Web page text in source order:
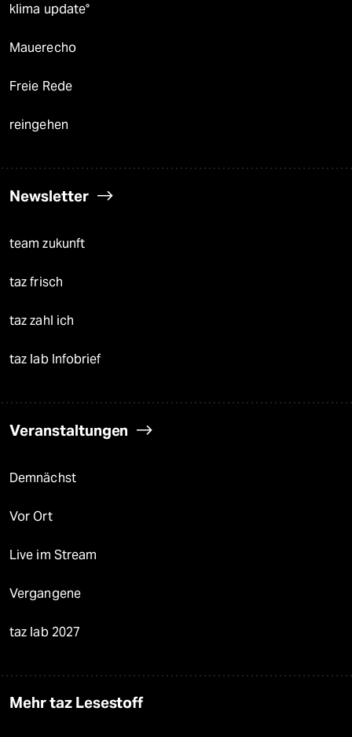
klima update°
Mauerecho
Freie Rede
reingehen
Newsletter
team zukunft
taz frisch
taz zahl ich
taz lab Infobrief
Veranstaltungen
Demnächst
Vor Ort
Live im Stream
Vergangene
taz lab 2027
Mehr taz Lesestoff